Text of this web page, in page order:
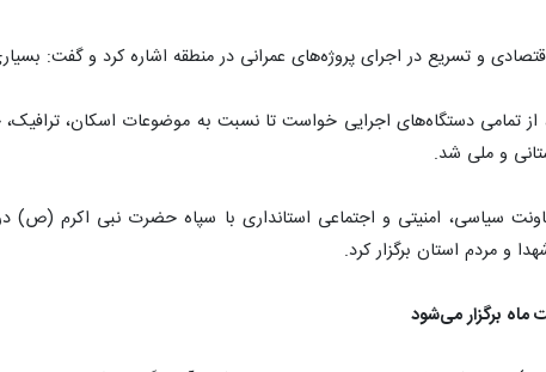
اقتصادی و تسریع در اجرای پروژه‌های عمرانی در منطقه اشاره کرد و گفت:
از تمامی دستگاه‌های اجرایی خواست تا نسبت به موضوعات اسکان،
و ملی شد.
سیاسی، امنیتی و اجتماعی استانداری با سپاه حضرت نبی اکرم
و مردم استان برگزار کرد.